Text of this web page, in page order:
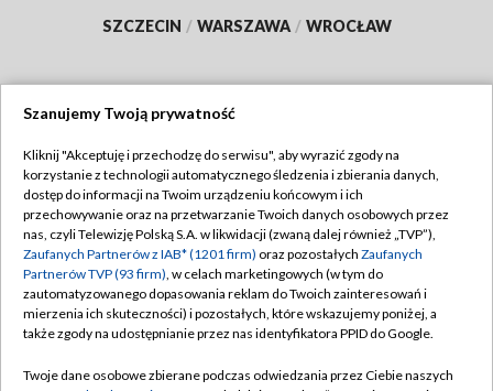
SZCZECIN / WARSZAWA / WROCŁAW
TVP
Abonament TVP
Emisja w TVP
Centrum informacji TVP
Naziemna Telewizja Cyfrowa
Regulamin TVP
Polityka prywatności
Moje zgody
Pomoc
Szanujemy Twoją prywatność
Kliknij "Akceptuję i przechodzę do serwisu", aby wyrazić zgody na
korzystanie z technologii automatycznego śledzenia i zbierania danych,
dostęp do informacji na Twoim urządzeniu końcowym i ich
przechowywanie oraz na przetwarzanie Twoich danych osobowych przez
nas, czyli Telewizję Polską S.A. w likwidacji (zwaną dalej również „TVP”),
Zaufanych Partnerów z IAB* (1201 firm) oraz pozostałych Zaufanych
Partnerów TVP (93 firm), w celach marketingowych (w tym do
zautomatyzowanego dopasowania reklam do Twoich zainteresowań i
mierzenia ich skuteczności) i pozostałych, które wskazujemy poniżej, a
także zgody na udostępnianie przez nas identyfikatora PPID do Google.
Twoje dane osobowe zbierane podczas odwiedzania przez Ciebie naszych